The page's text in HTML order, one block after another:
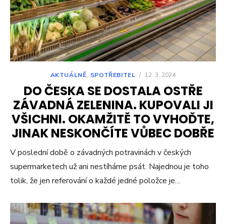
AKTUÁLNĚ, SPOTŘEBITEL / 12. 3. 2024
DO ČESKA SE DOSTALA OSTŘE
ZÁVADNÁ ZELENINA. KUPOVALI JI
VŠICHNI. OKAMŽITĚ TO VYHOĎTE,
JINAK NESKONČÍTE VŮBEC DOBŘE
V poslední době o závadných potravinách v českých
supermarketech už ani nestíháme psát. Najednou je toho
tolik, že jen referování o každé jedné položce je…